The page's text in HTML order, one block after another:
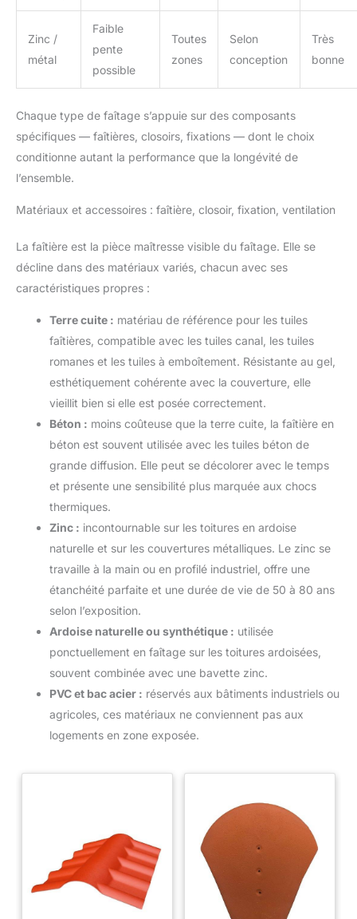
Zinc /
métal
Faible
pente
possible
Toutes
zones
Selon
conception
Très
bonne
Chaque type de faîtage s’appuie sur des composants
spécifiques — faîtières, closoirs, fixations — dont le choix
conditionne autant la performance que la longévité de
l’ensemble.
Matériaux et accessoires : faîtière, closoir, fixation, ventilation
La faîtière est la pièce maîtresse visible du faîtage. Elle se
décline dans des matériaux variés, chacun avec ses
caractéristiques propres :
Terre cuite : matériau de référence pour les tuiles
faîtières, compatible avec les tuiles canal, les tuiles
romanes et les tuiles à emboîtement. Résistante au gel,
esthétiquement cohérente avec la couverture, elle
vieillit bien si elle est posée correctement.
Béton : moins coûteuse que la terre cuite, la faîtière en
béton est souvent utilisée avec les tuiles béton de
grande diffusion. Elle peut se décolorer avec le temps
et présente une sensibilité plus marquée aux chocs
thermiques.
Zinc : incontournable sur les toitures en ardoise
naturelle et sur les couvertures métalliques. Le zinc se
travaille à la main ou en profilé industriel, offre une
étanchéité parfaite et une durée de vie de 50 à 80 ans
selon l’exposition.
Ardoise naturelle ou synthétique : utilisée
ponctuellement en faîtage sur les toitures ardoisées,
souvent combinée avec une bavette zinc.
PVC et bac acier : réservés aux bâtiments industriels ou
agricoles, ces matériaux ne conviennent pas aux
logements en zone exposée.